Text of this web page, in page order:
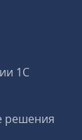
1С
решения